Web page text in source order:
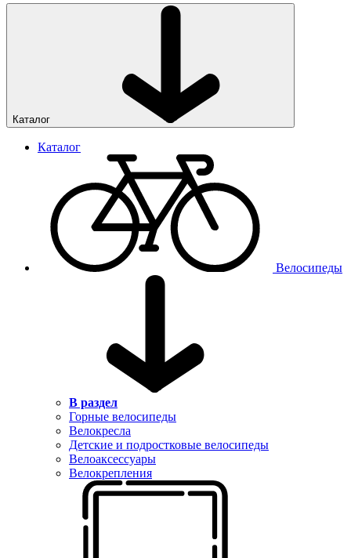
Каталог
Каталог
Велосипеды
В раздел
Горные велосипеды
Велокресла
Детские и подростковые велосипеды
Велоаксессуары
Велокрепления